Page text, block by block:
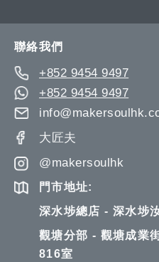
聯絡我們
+852 9454 9497
+852 9454 9497
大匠夫
@makersoulhk
門市地址:
深水埗總店 - 深水埗
觀塘分部 - 觀塘成業
816室